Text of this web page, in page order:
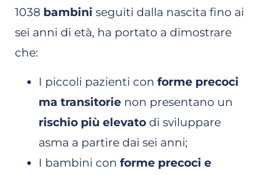
1038 bambini seguiti dalla nascita fino ai
sei anni di età, ha portato a dimostrare
che:
I piccoli pazienti con forme precoci
ma transitorie non presentano un
rischio più elevato di sviluppare
asma a partire dai sei anni;
I bambini con forme precoci e